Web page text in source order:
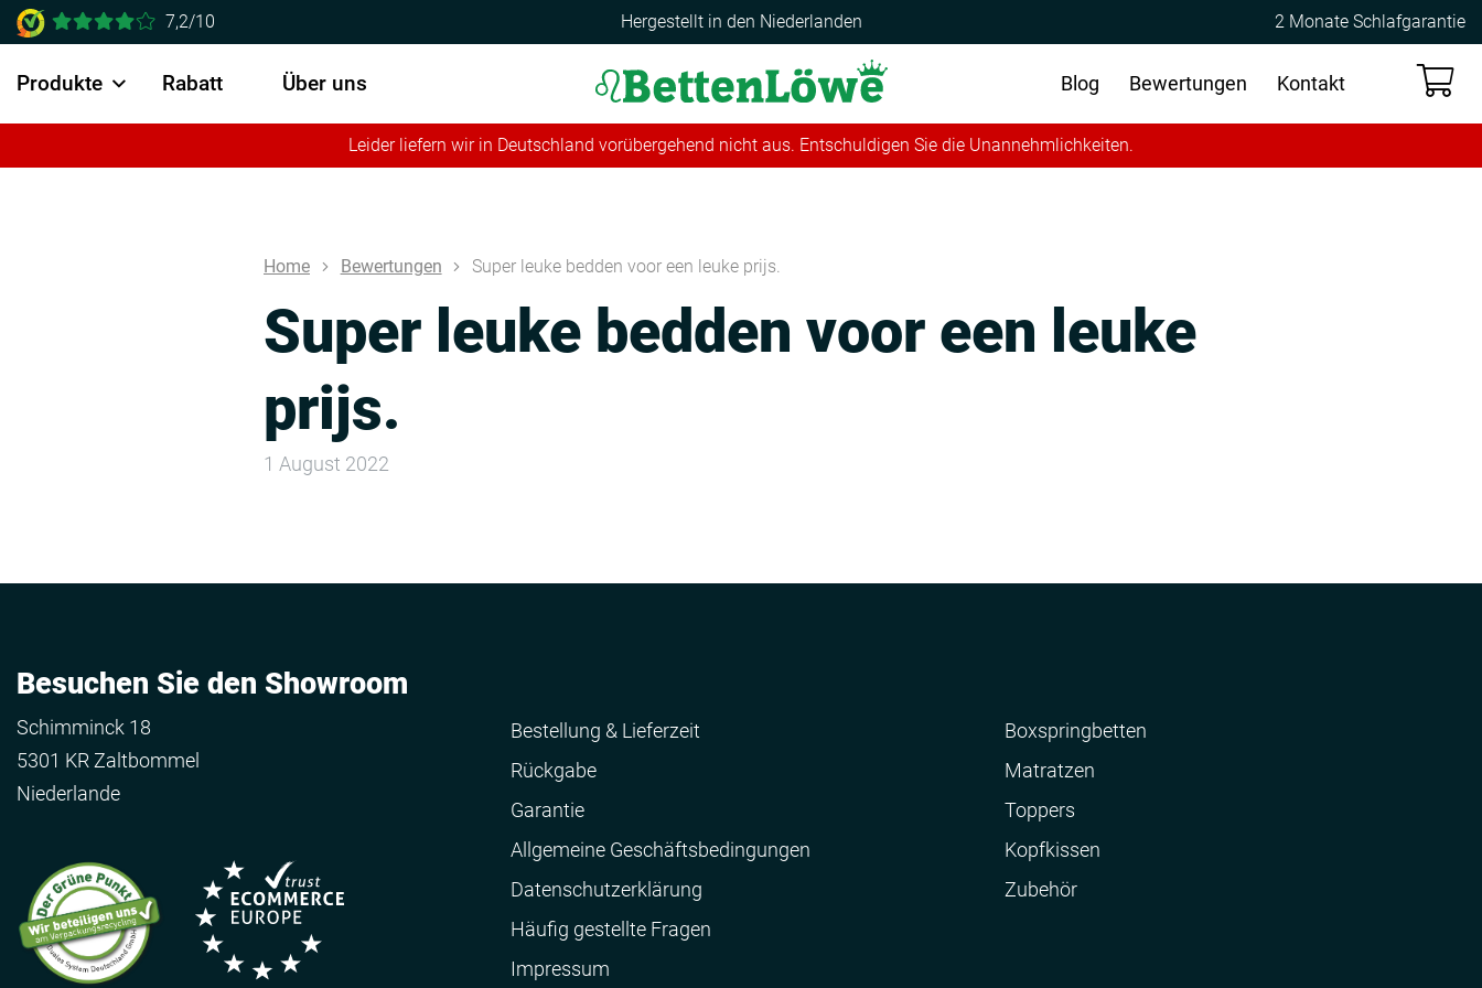
7,2/10 Hergestellt in den Niederlanden 2 Monate Schlafgarantie
Produkte Rabatt Über uns Kontakt
Bewertungen
Blog
Leider liefern wir in Deutschland vorübergehend nicht aus. Entschuldigen Sie die Unannehmlichkeiten.
Home Bewertungen Super leuke bedden voor een leuke prijs.
Super leuke bedden voor een leuke
prijs.
1 August 2022
Besuchen Sie den Showroom
Schimminck 18
5301 KR Zaltbommel
Niederlande
Bestellung & Lieferzeit
Rückgabe
Garantie
Allgemeine Geschäftsbedingungen
Datenschutzerklärung
Häufig gestellte Fragen
Impressum
Boxspringbetten
Matratzen
Toppers
Kopfkissen
Zubehör